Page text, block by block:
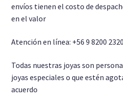
envíos tienen el costo de
en el valor
Atención en línea: +56 9 8200 2320
Todas nuestras joyas son
joyas especiales o que estén
acuerdo